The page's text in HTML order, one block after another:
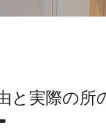
と実際の所